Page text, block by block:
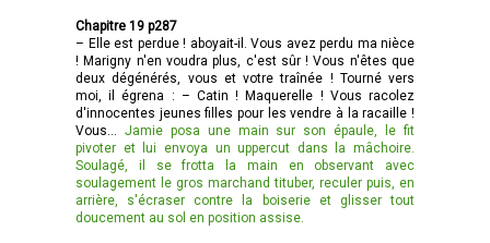
Chapitre 19 p287
– Elle est perdue ! aboyait-il. Vous avez perdu ma nièce
! Marigny n'en voudra plus, c'est sûr ! Vous n'êtes que
deux dégénérés, vous et votre traînée ! Tourné vers
moi, il égrena : – Catin ! Maquerelle ! Vous racolez
d'innocentes jeunes filles pour les vendre à la racaille !
Vous... Jamie posa une main sur son épaule, le fit
pivoter et lui envoya un uppercut dans la mâchoire.
Soulagé, il se frotta la main en observant avec
soulagement le gros marchand tituber, reculer puis, en
arrière, s'écraser contre la boiserie et glisser tout
doucement au sol en position assise.